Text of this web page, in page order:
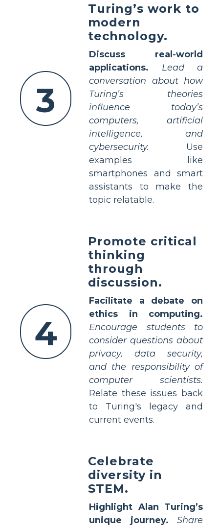
3
Turing’s work to
modern
technology.
Discuss real-world
applications.
Lead a
conversation about how
Turing’s theories
influence today’s
computers, artificial
intelligence, and
cybersecurity. Use
examples like
smartphones and smart
assistants to make the
topic relatable.
4
Promote critical
thinking
through
discussion.
Facilitate a debate on
ethics in computing.
Encourage students to
consider questions about
privacy, data security,
and the responsibility of
computer scientists.
Relate these issues back
to Turing's legacy and
current events.
Celebrate
diversity in
STEM.
Highlight Alan Turing’s
unique journey.
Share